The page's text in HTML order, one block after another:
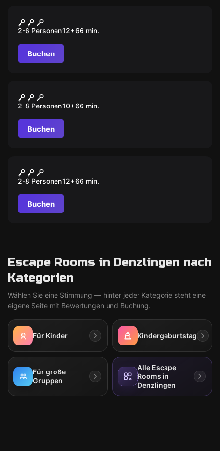
Aladin
2-6 Personen12+66 min.
Buchen
Der weise Zauberer
2-8 Personen10+66 min.
Buchen
DIE ZAUBER- SCHULE
2-8 Personen12+66 min.
Buchen
Escape Rooms in Denzlingen nach
Kategorien
Wählen Sie eine Stimmung — hinter jeder Kategorie steht eine
eigene Seite mit Bewertungen und Buchung.
Für Kinder Kindergeburtstag
Für große
Gruppen
Alle Escape
Rooms in
Denzlingen